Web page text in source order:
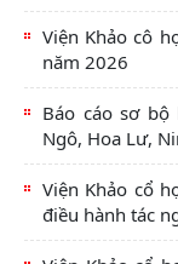
Viện Khảo cô
năm 2026
Báo cáo sơ
Ngô, Hoa Lư,
Viện Khảo cổ
điều hành tác